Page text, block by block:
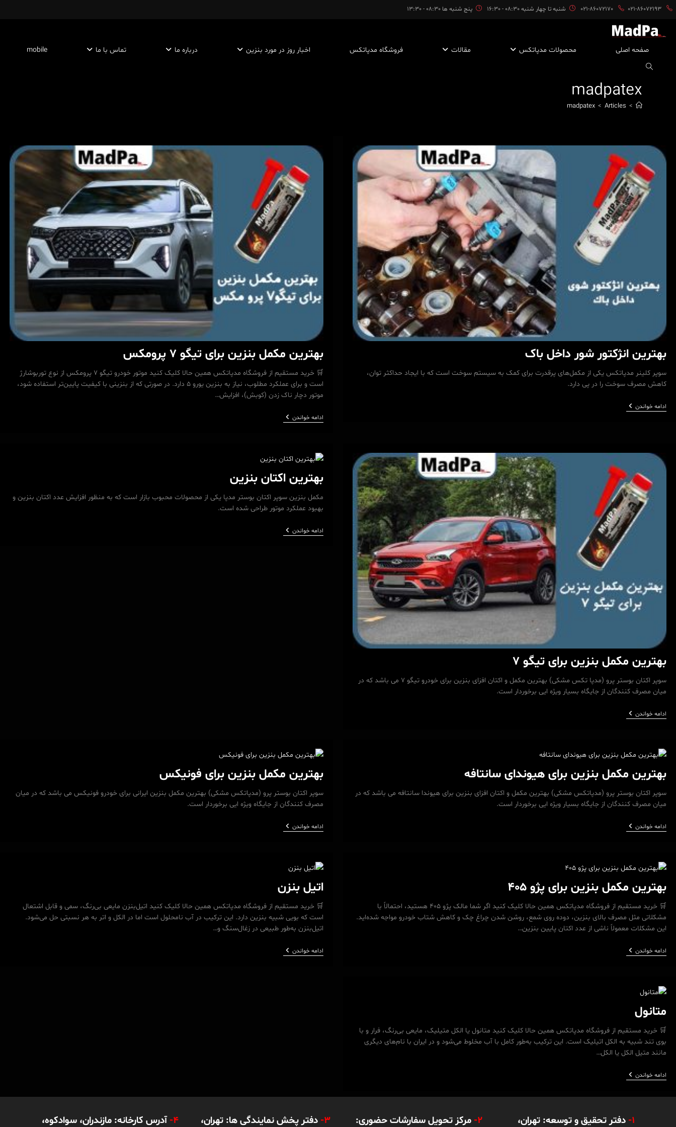
پایان
021-86072170 021-86072193 شنبه تا چهار شنبه 08:30 - 16:30 پنج شنبه ها 08:30 - 13:30
صفحه اصلی محصولات مدپاتکس مقالات فروشگاه مدپاتکس اخبار روز در مورد بنزین درباره ما تماس با ما mobile
madpatex
>
Articles
>
madpatex
بهترین انژکتور شور داخل باک
سوپر کلینر مدپاتکس یکی از مکمل‌های پرقدرت برای کمک به سیستم سوخت است که با ایجاد حداکثر توان،
کاهش مصرف سوخت را در پی دارد.
ادامه خواندنبهترین
انژکتور
بهترین مکمل بنزین برای تیگو 7 پرومکس
🛒 خرید مستقیم از فروشگاه مدپاتکس همین حالا کلیک کنید موتور خودرو تیگو 7 پرومکس از نوع توربوشارژ
است و برای عملکرد مطلوب، نیاز به بنزین یورو 5 دارد. در صورتی که از بنزینی با کیفیت پایین‌تر استفاده شود،
موتور دچار ناک زدن (کوبش)، افزایش…
ادامه خواندنبهترین
مکمل
7
پرومکس
بهترین مکمل بنزین برای تیگو 7
سوپر اکتان بوستر پرو (مدپا تکس مشکی) بهترین مکمل و اکتان افزای بنزین برای خودرو تیگو 7 می باشد که در
میان مصرف کنندگان از جایگاه بسیار ویژه ایی برخوردار است.
ادامه خواندنبهترین
مکمل
7
بهترین اکتان بنزین
مکمل بنزین سوپر اکتان بوستر مدپا یکی از محصولات محبوب بازار است که به منظور افزایش عدد اکتان بنزین و
بهبود عملکرد موتور طراحی شده است.
ادامه خواندنبهترین
اکتان
بهترین مکمل بنزین برای هیوندای سانتافه
سوپر اکتان بوستر پرو (مدپاتکس مشکی) بهترین مکمل و اکتان افزای بنزین برای هیوندا سانتافه می باشد که در
میان مصرف کنندگان از جایگاه بسیار ویژه ایی برخوردار است.
ادامه خواندنبهترین
مکمل
سانتافه
بهترین مکمل بنزین برای فونیکس
سوپر اکتان بوستر پرو (مدپاتکس مشکی) بهترین مکمل بنزین ایرانی برای خودرو فونیکس می باشد که در میان
مصرف کنندگان از جایگاه ویژه ایی برخوردار است.
ادامه خواندنبهترین
مکمل
بهترین مکمل بنزین برای پژو 405
🛒 خرید مستقیم از فروشگاه مدپاتکس همین حالا کلیک کنید اگر شما مالک پژو 405 هستید، احتمالاً با
مشکلاتی مثل مصرف بالای بنزین، دوده روی شمع، روشن شدن چراغ چک و کاهش شتاب خودرو مواجه شده‌اید.
این مشکلات معمولاً ناشی از عدد اکتان پایین بنزین…
ادامه خواندنبهترین
مکمل
اتیل بنزن
🛒 خرید مستقیم از فروشگاه مدپاتکس همین حالا کلیک کنید اتیل‌بنزن مایعی بی‌رنگ، سمی و قابل اشتعال
است که بویی شبیه بنزین دارد. این ترکیب در آب نامحلول است اما در الکل و اتر به هر نسبتی حل می‌شود.
اتیل‌بنزن به‌طور طبیعی در زغال‌سنگ و…
ادامه خواندناتیل
بنزن
متانول
🛒 خرید مستقیم از فروشگاه مدپاتکس همین حالا کلیک کنید متانول یا الکل متیلیک، مایعی بی‌رنگ، فرار و با
بوی تند شبیه به الکل اتیلیک است. این ترکیب به‌طور کامل با آب مخلوط می‌شود و در ایران با نام‌های دیگری
مانند متیل الکل یا الکل…
ادامه خواندنمتانول
1- دفتر تحقیق و توسعه: تهران، 2- مرکز تحویل سفارشات حضوری: 3- دفتر پخش نمایندگی ها: تهران، 4- آدرس کارخانه: مازندران، سوادکوه،